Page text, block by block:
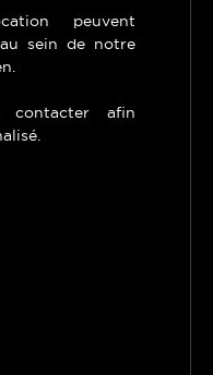
peuvent
sein de notre
contacter afin